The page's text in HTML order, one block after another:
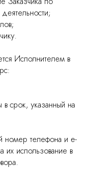
Исполнителем в
срок, указанный на
телефона и e-
их использование в